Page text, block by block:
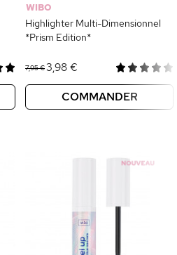
WIBO
Highlighter Multi-Dimensionnel
*Prism Edition*
7,95 €3,98 €
COMMANDER